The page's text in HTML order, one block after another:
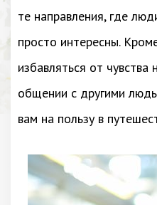
те направления, где
просто интересны.
избавляться от чувства
общении с другими
вам на пользу в